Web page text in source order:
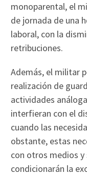
monoparental, el
de jornada de una
laboral, con la
retribuciones.
Además, el militar
realización de
actividades
interfieran con el
cuando las
obstante, estas
con otros medios
condicionarán la